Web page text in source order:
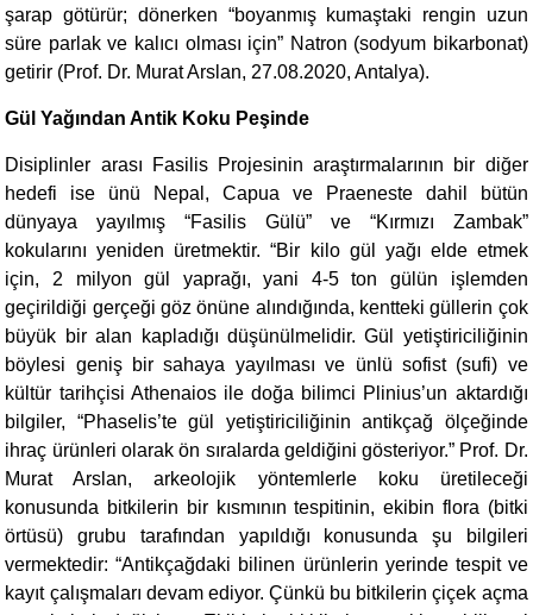
şarap götürür; dönerken “boyanmış kumaştaki rengin uzun
süre parlak ve kalıcı olması için” Natron (sodyum bikarbonat)
getirir (Prof. Dr. Murat Arslan, 27.08.2020, Antalya).
Gül Yağından Antik Koku Peşinde
Disiplinler arası Fasilis Projesinin araştırmalarının bir diğer
hedefi ise ünü Nepal, Capua ve Praeneste dahil bütün
dünyaya yayılmış “Fasilis Gülü” ve “Kırmızı Zambak”
kokularını yeniden üretmektir. “Bir kilo gül yağı elde etmek
için, 2 milyon gül yaprağı, yani 4-5 ton gülün işlemden
geçirildiği gerçeği göz önüne alındığında, kentteki güllerin çok
büyük bir alan kapladığı düşünülmelidir. Gül yetiştiriciliğinin
böylesi geniş bir sahaya yayılması ve ünlü sofist (sufi) ve
kültür tarihçisi Athenaios ile doğa bilimci Plinius’un aktardığı
bilgiler, “Phaselis’te gül yetiştiriciliğinin antikçağ ölçeğinde
ihraç ürünleri olarak ön sıralarda geldiğini gösteriyor.” Prof. Dr.
Murat Arslan, arkeolojik yöntemlerle koku üretileceği
konusunda bitkilerin bir kısmının tespitinin, ekibin flora (bitki
örtüsü) grubu tarafından yapıldığı konusunda şu bilgileri
vermektedir: “Antikçağdaki bilinen ürünlerin yerinde tespit ve
kayıt çalışmaları devam ediyor. Çünkü bu bitkilerin çiçek açma